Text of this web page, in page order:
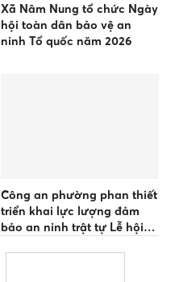
Xã Nâm Nung tổ chức Ngày
hội toàn dân bảo vệ an
ninh Tổ quốc năm 2026
Công an phường phan thiết
triển khai lực lượng đảm
bảo an ninh trật tự Lễ hội